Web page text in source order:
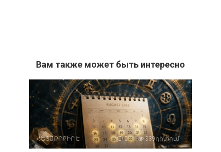
Вам также может быть интересно
ՀԵՏԱՔՐՔԻՐ Է 0 339դիտում